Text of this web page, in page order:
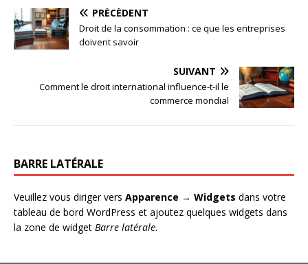
PRÉCÉDENT
Droit de la consommation : ce que les entreprises
doivent savoir
SUIVANT
Comment le droit international influence-t-il le
commerce mondial
BARRE LATÉRALE
Veuillez vous diriger vers Apparence → Widgets dans votre
tableau de bord WordPress et ajoutez quelques widgets dans
la zone de widget Barre latérale.